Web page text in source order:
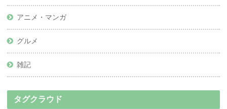
アニメ・マンガ
グルメ
雑記
タグクラウド